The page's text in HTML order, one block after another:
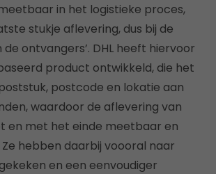
in het logistieke proces,
stukje aflevering, dus bij de
ontvangers’. DHL heeft hiervoor
product ontwikkeld, die het
postcode en lokatie aan
waardoor de aflevering van
en met het einde meetbaar en
hebben daarbij voooral naar
en een eenvoudiger